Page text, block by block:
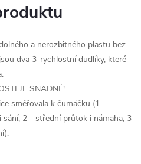
a nerozbitného plastu bez
dva 3-rychlostní dudlíky, které
JE SNADNÉ!
směřovala k čumáčku (1 -
2 - střední průtok i námaha, 3